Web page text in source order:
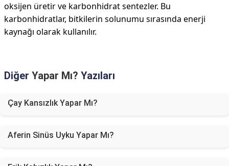
oksijen üretir ve karbonhidrat sentezler. Bu
karbonhidratlar, bitkilerin solunumu sırasında enerji
kaynağı olarak kullanılır.
Diğer Yapar Mı? Yazıları
Çay Kansızlık Yapar Mı?
Aferin Sinüs Uyku Yapar Mı?